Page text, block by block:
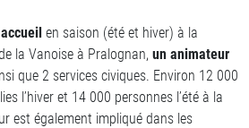
en saison (été et hiver) à la
la Vanoise à Pralognan, un animateur
que 2 services civiques. Environ 12 000
l’hiver et 14 000 personnes l’été à la
est également impliqué dans les